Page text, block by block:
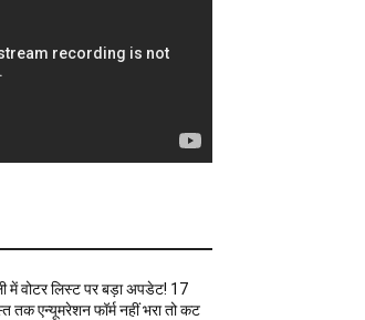
में वोटर लिस्ट पर बड़ा अपडेट! 17
तक एन्यूमरेशन फॉर्म नहीं भरा तो कट